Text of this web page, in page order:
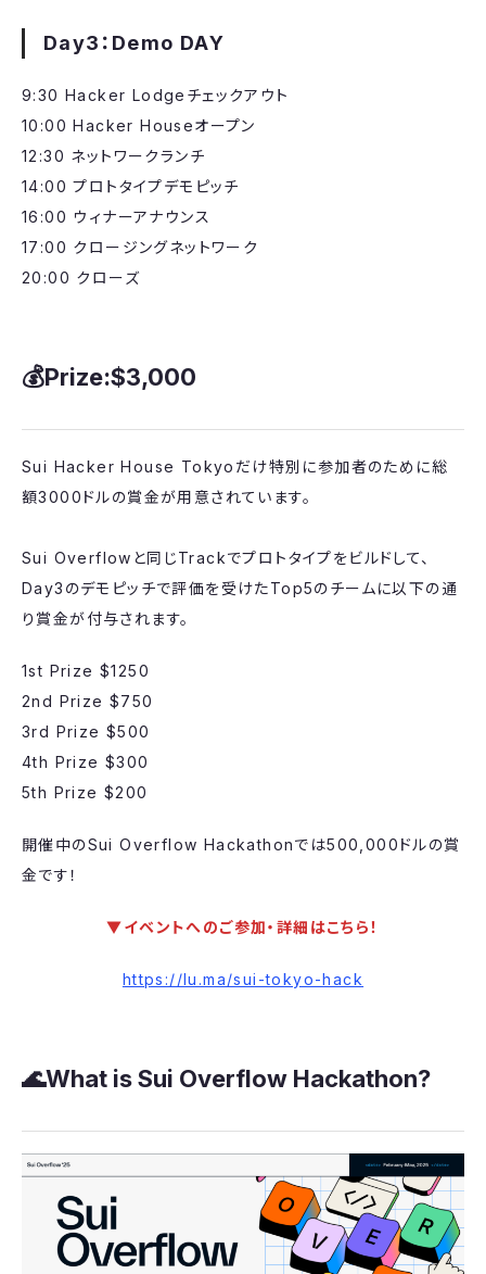
​Day3：Demo DAY
​9:30 Hacker Lodgeチェックアウト
10:00 Hacker Houseオープン
12:30 ネットワークランチ
14:00 プロトタイプデモピッチ
16:00 ウィナーアナウンス
17:00 クロージングネットワーク
20:00 クローズ
​💰Prize:$3,000
​Sui Hacker House Tokyoだけ特別に参加者のために総
額3000ドルの賞金が用意されています。
Sui Overflowと同じTrackでプロトタイプをビルドして、
Day3のデモピッチで評価を受けたTop5のチームに以下の通
り賞金が付与されます。
​1st Prize $1250
2nd Prize $750
3rd Prize $500
4th Prize $300
5th Prize $200
​開催中のSui Overflow Hackathonでは500,000ドルの賞
金です！
▼イベントへのご参加・詳細はこちら！
https://lu.ma/sui-tokyo-hack
​🌊What is Sui Overflow Hackathon?